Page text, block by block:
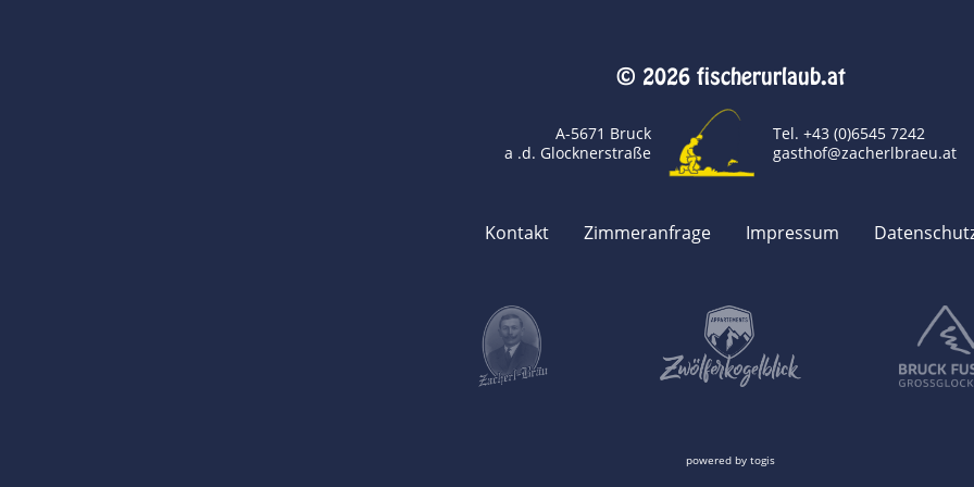
© 2026 fischerurlaub.at
A-5671 Bruck
a .d. Glocknerstraße
Tel. +43 (0)6545 7242
gasthof@zacherlbraeu.at
Kontakt Zimmeranfrage Impressum
powered by togis